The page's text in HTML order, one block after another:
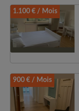
1.100 € / Mois
900 € / Mois